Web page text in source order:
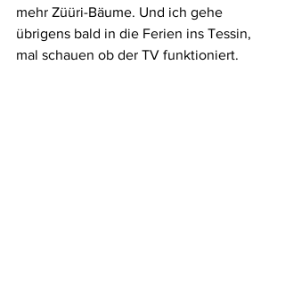
mehr Züüri-Bäume. Und ich gehe
übrigens bald in die Ferien ins Tessin,
mal schauen ob der TV funktioniert.